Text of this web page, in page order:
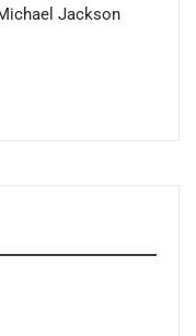
Jackson